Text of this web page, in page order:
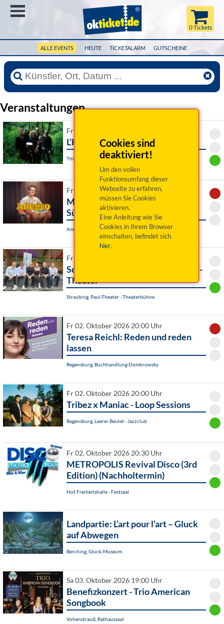
ALLE EVENTS HEUTE TICKETALARM GUTSCHEINE
0 Tickets
Cookies sind
deaktiviert!
Um den vollen
Funktionsumfang dieser
Webseite zu erfahren,
müssen Sie Cookies
aktivieren.
Eine Anleitung wie Sie
Cookies in Ihrem Browser
einschalten, befindet sich
hier.
Veranstaltungen
Fr 02. Oktober 2026 20:00 Uhr
L’Hijâz’Car
Thierstein / OT Kaiserhammer, Tanzsaal
Fr 02. Oktober 2026 20:00 Uhr
Martin Frank: Grüße aus Allegro
Süd
Amberg, Amberger Congress Centrum
Fr 02. Oktober 2026 20:00 Uhr
Soiz`n Pepper: "Tanzparty im Paul-
Theater"
Straubing, Paul-Theater - Theaterbühne
Fr 02. Oktober 2026 20:00 Uhr
Teresa Reichl: Reden und reden
lassen
Regensburg, Buchhandlung Dombrowsky
Fr 02. Oktober 2026 20:00 Uhr
Tribez x Maniac - Loop Sessions
Regensburg, Leerer Beutel - Jazzclub
Fr 02. Oktober 2026 20:30 Uhr
METROPOLIS Revival Disco (3rd
Edition) (Nachholtermin)
Hof, Freiheitshalle - Festsaal
Landpartie: L’art pour l’art – Gluck
auf Abwegen
Berching, Gluck-Museum
Sa 03. Oktober 2026 19:00 Uhr
Benefizkonzert - Trio American
Songbook
Vohenstrauß, Rathaussaal